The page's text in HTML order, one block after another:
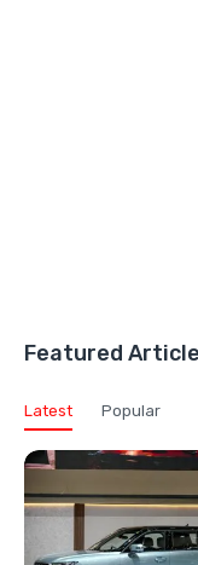
Featured
Latest Popular